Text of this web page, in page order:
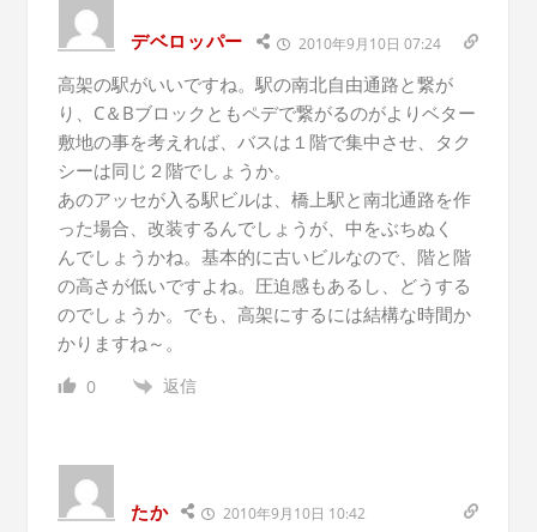
デベロッパー 2010年9月10日 07:24
高架の駅がいいですね。駅の南北自由通路と繋が
り、C＆Bブロックともペデで繋がるのがよりベター
敷地の事を考えれば、バスは１階で集中させ、タク
シーは同じ２階でしょうか。
あのアッセが入る駅ビルは、橋上駅と南北通路を作
った場合、改装するんでしょうが、中をぶちぬく
んでしょうかね。基本的に古いビルなので、階と階
の高さが低いですよね。圧迫感もあるし、どうする
のでしょうか。でも、高架にするには結構な時間か
かりますね～。
0 返信
たか 2010年9月10日 10:42